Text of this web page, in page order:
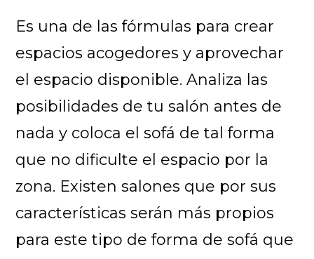
Es una de las fórmulas para crear
espacios acogedores y aprovechar
el espacio disponible. Analiza las
posibilidades de tu salón antes de
nada y coloca el sofá de tal forma
que no dificulte el espacio por la
zona. Existen salones que por sus
características serán más propios
para este tipo de forma de sofá que